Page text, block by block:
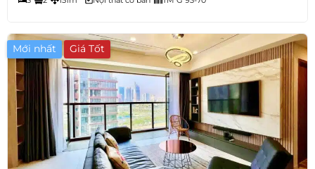
Mới nhất Giá Tốt